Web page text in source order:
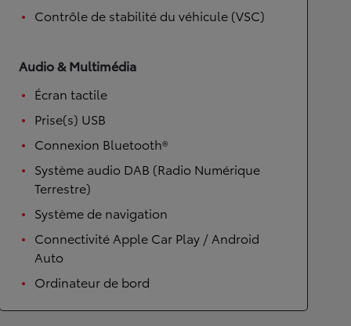
Contrôle de stabilité du véhicule (VSC)
Audio & Multimédia
Écran tactile
Prise(s) USB
Connexion Bluetooth®
Système audio DAB (Radio Numérique
Terrestre)
Système de navigation
Connectivité Apple Car Play / Android
Auto
Ordinateur de bord